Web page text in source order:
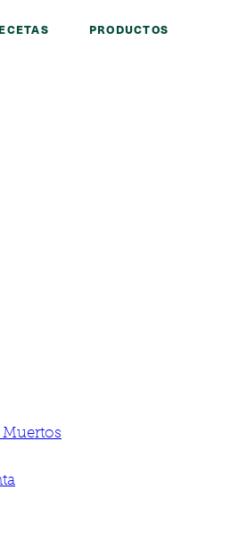
PRODUCTOS
Muertos